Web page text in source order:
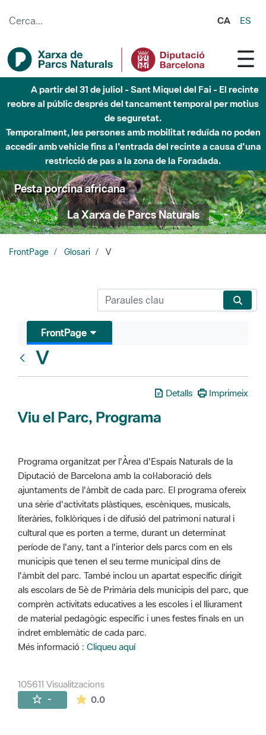
CA ES
A partir del 31 de juliol - Sant Miquel del Fai - El recinte
reobre al públic després del tancament temporal per motius
de seguretat.
Temporalment, les persones amb mobilitat reduïda no poden
accedir amb vehicle fins a l'entrada del recinte a causa d'una
restricció de pas a la zona de la Foradada.
Pesta porcina africana
La Xarxa de Parcs Naturals
FrontPage Glosari V
FrontPage
V
Detalls Imprimeix
Viu el Parc, Programa
Programa organitzat per l'Àrea d'Espais Naturals de la
Diputació de Barcelona amb la col·laboració dels
ajuntaments de l'àmbit de cada parc. El programa ofereix
una sèrie d'activitats plàstiques, escèniques, musicals,
literàries, folklòriques i de difusió del patrimoni natural i
cultural que es porten a terme, durant un determinat
període de l'any, tant a l'interior dels parcs com en els
municipis que tenen el seu terme municipal dins de
l'àmbit del parc. També inclou un apartat específic dirigit
als escolars de 5è de Primària dels municipis del parc, que
comprèn activitats educatives a les escoles i el lliurament
de material pedagògic específic i unes festes finals en un
indret emblemàtic de cada parc.
Més informació : Cliqueu aquí
105611 Visualitzacions
- 0.0La mitjana de les valoracions és de 0